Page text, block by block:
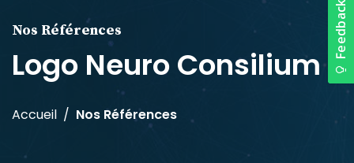
Nos Références
Logo Neuro Consilium
Accueil Nos Références